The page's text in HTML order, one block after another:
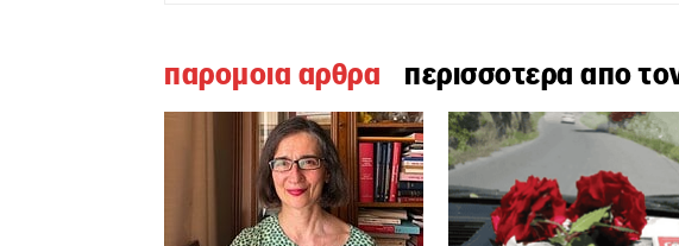
παρομοια αρθρα περισσοτερα απο